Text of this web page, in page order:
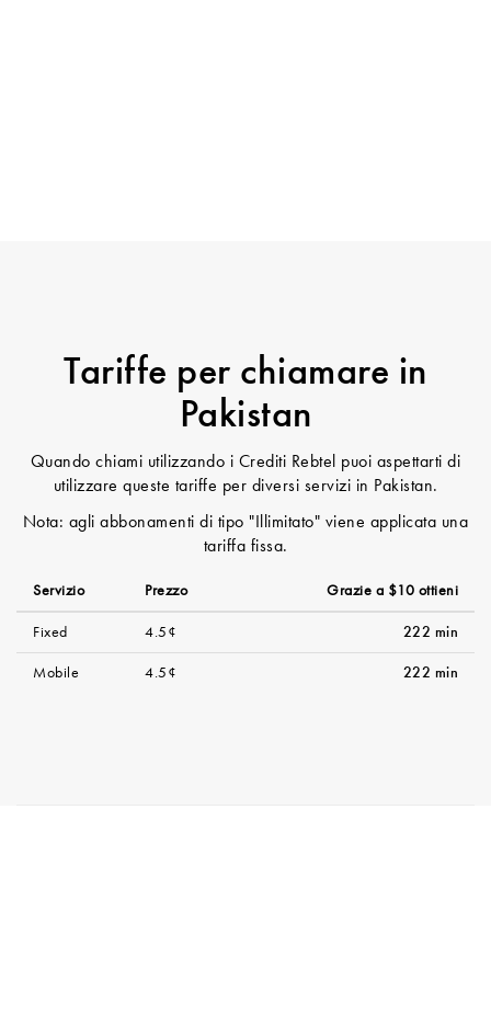
Tariffe per chiamare in
Pakistan
Quando chiami utilizzando i Crediti Rebtel puoi aspettarti di
utilizzare queste tariffe per diversi servizi in Pakistan.
Nota: agli abbonamenti di tipo "Illimitato" viene applicata una
tariffa fissa.
Servizio Prezzo Grazie a $10 ottieni
Fixed 4.5¢ 222 min
Mobile 4.5¢ 222 min